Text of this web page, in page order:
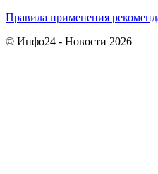
Правила применения
© Инфо24 - Новости 2026